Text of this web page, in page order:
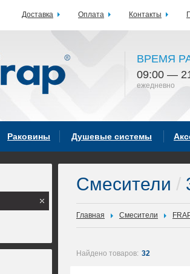
ВРЕМЯ
09:00 —
ежедневно
Раковины Душевые системы
Смесители /
Главная Смесители
Найдено товаров: 32
Доставка Оплата Контакты